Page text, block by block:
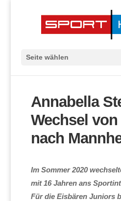
Seite wählen
Annabella
Wechsel
nach
Im Sommer 2020
mit 16 Jahren ans
Für die Eisbären Juniors